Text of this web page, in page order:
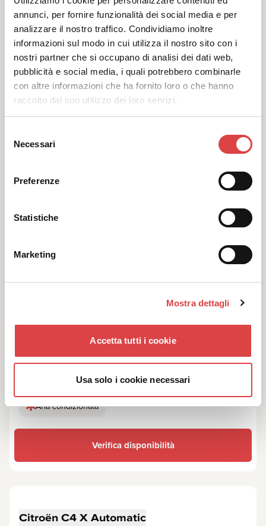
annunci, per fornire funzionalità dei social media e per
analizzare il nostro traffico. Condividiamo inoltre
informazioni sul modo in cui utilizza il nostro sito con i
nostri partner che si occupano di analisi dei dati web,
pubblicità e social media, i quali potrebbero combinarle
con altre informazioni che ha fornito loro o che hanno
raccolto dal suo utilizzo dei loro servizi.
delNecessari
Preferenze
Statistiche
Marketing
Mostra dettagli
Accetta tutti i cookie
Usa solo i cookie necessari
o simile SUV
x2 x2
Automatica
Aria condizionata
Verifica disponibilità
Citroën C4 X Automatic